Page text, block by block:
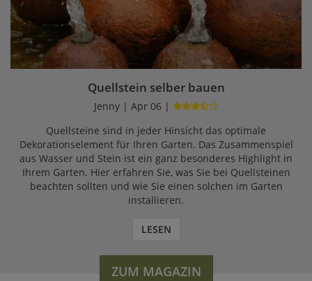
Quellstein selber bauen
Jenny | Apr 06 |
Quellsteine sind in jeder Hinsicht das optimale
Dekorationselement für Ihren Garten. Das Zusammenspiel
aus Wasser und Stein ist ein ganz besonderes Highlight in
Ihrem Garten. Hier erfahren Sie, was Sie bei Quellsteinen
beachten sollten und wie Sie einen solchen im Garten
installieren.
LESEN
ZUM MAGAZIN